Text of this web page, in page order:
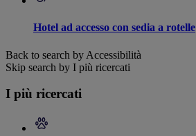
Hotel ad accesso con sedia a rotelle
Back to search by Accessibilità
Skip search by I più ricercati
I più ricercati